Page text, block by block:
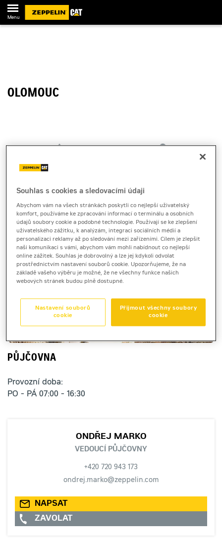
Menu
OLOMOUC
779 00 Olomouc
Otevírací doba
PO - PÁ
07:00 - 16:30
Kontakt na pobočku
+420 800 023 000
NÁHRADNÍ DÍLY A SERVIS
PŮJČOVNA
PŮJČOVNA
Provozní doba:
PO - PÁ 07:00 - 16:30
ONDŘEJ MARKO
VEDOUCÍ PŮJČOVNY
+420 720 943 173
ondrej.marko@zeppelin.com
NAPSAT
ZAVOLAT
Souhlas s cookies a sledovacími údaji
Abychom vám na všech stránkách poskytli co nejlepší uživatelský
komfort, používáme ke zpracování informací o terminálu a osobních
údajů soubory cookie a podobné technologie. Používají se ke zlepšení
uživatelského zážitku, k analýzám, integraci sociálních médií a
personalizaci reklamy až po sledování mezi zařízeními. Cílem je zlepšit
naši komunikaci s vámi, abychom vám mohli nabídnout co nejlepší
online zážitek. Souhlas je dobrovolný a lze jej kdykoli odvolat
prostřednictvím nastavení souborů cookie. Upozorňujeme, že na
základě vašeho výběru je možné, že ne všechny funkce našich
webových stránek budou plně dostupné.
Přijmout všechny soubory
cookie
Nastavení souborů
cookie